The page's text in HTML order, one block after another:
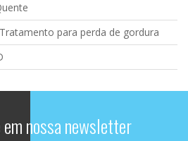
para perda de gordura
nossa newsletter